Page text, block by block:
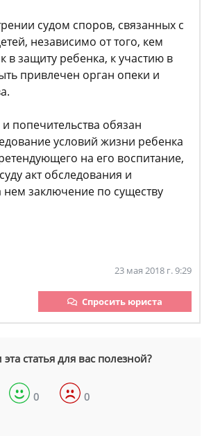
судом споров, связанных с
независимо от того, кем
в защиту ребенка, к участию в
привлечен орган опеки и
попечительства обязан
условий жизни ребенка
на его воспитание,
акт обследования и
заключение по существу
23 мая 2018 г. 9:29
Спросить юриста
статья для вас полезной?
0 0